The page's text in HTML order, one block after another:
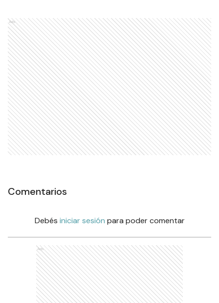
Ads
Comentarios
Debés iniciar sesión para poder comentar
Ads